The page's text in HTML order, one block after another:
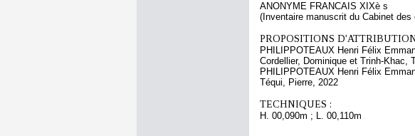
ANONYME FRANCAIS XIXè s
(Inventaire manuscrit du Cabinet des
PROPOSITIONS
PHILIPPOTEAUX Henri Félix
Cordellier, Dominique et Trinh-Khac,
PHILIPPOTEAUX Henri Félix
Téqui, Pierre, 2022
TECHNIQUES :
H. 00,090m ; L. 00,110m